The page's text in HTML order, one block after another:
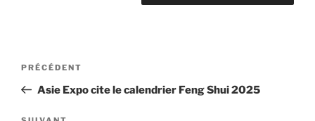
Navigation
l’article
Article
précédent
PRÉCÉDENT
Asie Expo cite le calendrier Feng Shui 2025